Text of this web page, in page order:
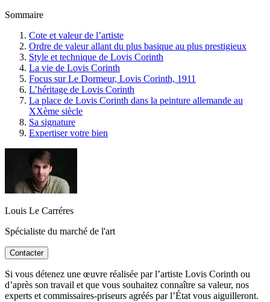
Sommaire
Cote et valeur de l’artiste
Ordre de valeur allant du plus basique au plus prestigieux
Style et technique de Lovis Corinth
La vie de Lovis Corinth
Focus sur Le Dormeur, Lovis Corinth, 1911
L’héritage de Lovis Corinth
La place de Lovis Corinth dans la peinture allemande au
XXème siècle
Sa signature
Expertiser votre bien
Louis Le Carréres
Spécialiste du marché de l'art
Contacter
Si vous détenez une œuvre réalisée par l’artiste Lovis Corinth ou
d’après son travail et que vous souhaitez connaître sa valeur, nos
experts et commissaires-priseurs agréés par l’État vous aiguilleront.